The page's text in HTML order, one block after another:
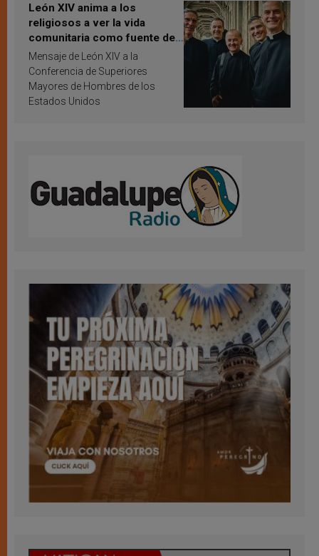
León XIV anima a los
religiosos a ver la vida
comunitaria como fuente de
inspiración y santificación
Mensaje de León XIV a la
Conferencia de Superiores
Mayores de Hombres de los
Estados Unidos